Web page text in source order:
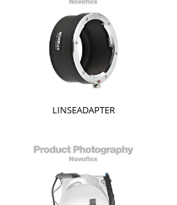
LINSEADAPTER